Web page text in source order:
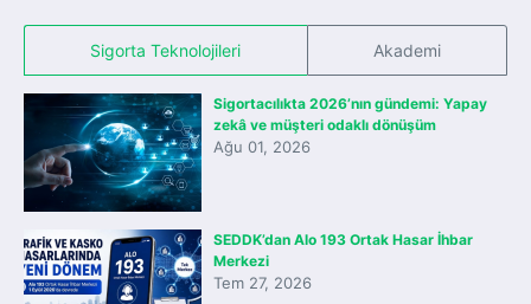
Sigorta Teknolojileri Akademi
Sigortacılıkta 2026’nın gündemi: Yapay
zekâ ve müşteri odaklı dönüşüm
Ağu 01, 2026
SEDDK’dan Alo 193 Ortak Hasar İhbar
Merkezi
Tem 27, 2026